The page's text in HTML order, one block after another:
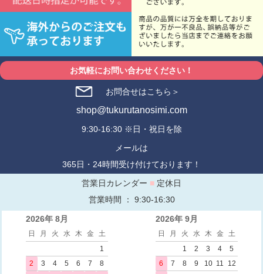
お気軽にお問い合わせください！
お問合せはこちら＞
shop@tukurutanosimi.com
9:30-16:30 ※日・祝日を除
メールは
365日・24時間受け付けております！
営業日カレンダー ■ 定休日
営業時間 ： 9:30-16:30
2026年 8月
日 月 火 水 木 金
土
1
2
3 4 5 6 7 8
2026年 9月
日 月 火 水 木 金
土
1
2 3 4
5
6
7 8 9 10 11 12